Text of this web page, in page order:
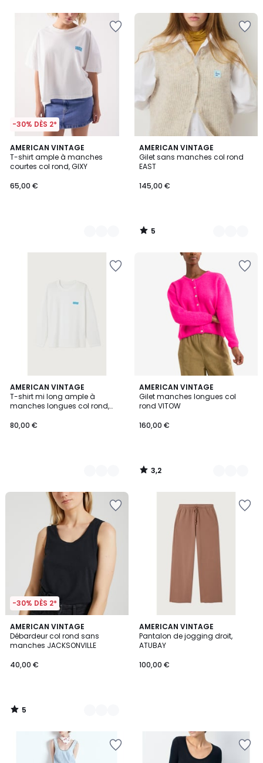
-30% DÈS 2*
AMERICAN VINTAGE
T-shirt ample à manches
courtes col rond, GIXY
65,00 €
2
Couleurs
AMERICAN VINTAGE
Gilet sans manches col rond
EAST
145,00 €
5
/
5
4
Couleurs
5
/
AMERICAN VINTAGE
T-shirt mi long ample à
manches longues col rond,
80,00 €
2
Couleurs
AMERICAN VINTAGE
Gilet manches longues col
rond VITOW
160,00 €
3,2
/ 5
5
Couleurs
3,2
/
-30% DÈS 2*
AMERICAN VINTAGE
Débardeur col rond sans
manches JACKSONVILLE
40,00 €
5
/
5
2
Couleurs
5
/
AMERICAN VINTAGE
Pantalon de jogging droit,
ATUBAY
100,00 €